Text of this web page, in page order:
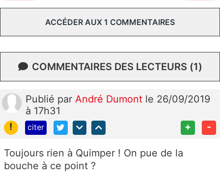
ACCÉDER AUX 1 COMMENTAIRES
COMMENTAIRES DES LECTEURS (1)
Publié par André Dumont le 26/09/2019
à 17h31
!
citer + -
Toujours rien à Quimper ! On pue de la
bouche à ce point ?